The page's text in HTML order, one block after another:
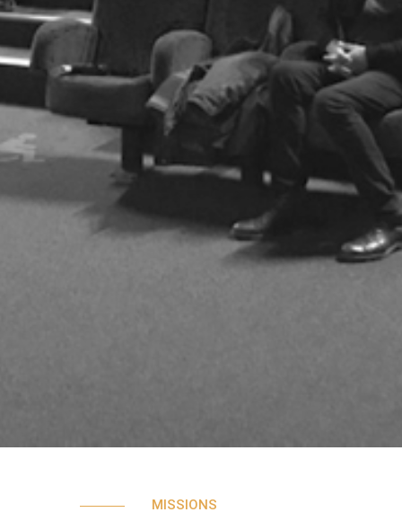
MISSIONS